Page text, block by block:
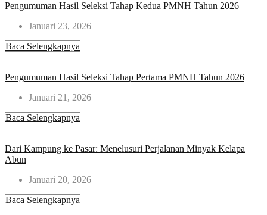
Pengumuman Hasil Seleksi Tahap Kedua PMNH Tahun 2026
Januari 23, 2026
Baca Selengkapnya
Pengumuman Hasil Seleksi Tahap Pertama PMNH Tahun 2026​
Januari 21, 2026
Baca Selengkapnya
Dari Kampung ke Pasar: Menelusuri Perjalanan Minyak Kelapa
Abun
Januari 20, 2026
Baca Selengkapnya